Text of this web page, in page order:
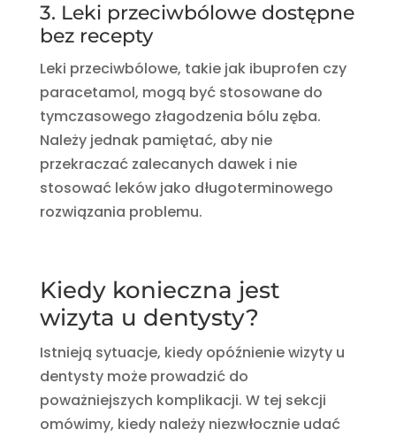
3. Leki przeciwbólowe dostępne
bez recepty
Leki przeciwbólowe, takie jak ibuprofen czy
paracetamol, mogą być stosowane do
tymczasowego złagodzenia bólu zęba.
Należy jednak pamiętać, aby nie
przekraczać zalecanych dawek i nie
stosować leków jako długoterminowego
rozwiązania problemu.
Kiedy konieczna jest
wizyta u dentysty?
Istnieją sytuacje, kiedy opóźnienie wizyty u
dentysty może prowadzić do
poważniejszych komplikacji. W tej sekcji
omówimy, kiedy należy niezwłocznie udać